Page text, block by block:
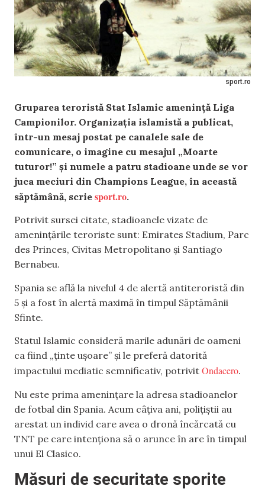
sport.ro
Gruparea teroristă Stat Islamic amenință Liga
Campionilor. Organizația islamistă a publicat,
într-un mesaj postat pe canalele sale de
comunicare, o imagine cu mesajul „Moarte
tuturor!” și numele a patru stadioane unde se vor
juca meciuri din Champions League, în această
săptămână, scrie sport.ro.
Potrivit sursei citate, stadioanele vizate de
amenințările teroriste sunt: Emirates Stadium, Parc
des Princes, Civitas Metropolitano și Santiago
Bernabeu.
Spania se află la nivelul 4 de alertă antiteroristă din
5 și a fost în alertă maximă în timpul Săptămânii
Sfinte.
Statul Islamic consideră marile adunări de oameni
ca fiind „ținte ușoare” și le preferă datorită
impactului mediatic semnificativ, potrivit Ondacero.
Nu este prima amenințare la adresa stadioanelor
de fotbal din Spania. Acum câțiva ani, polițiștii au
arestat un individ care avea o dronă încărcată cu
TNT pe care intenționa să o arunce în are în timpul
unui El Clasico.
Măsuri de securitate sporite